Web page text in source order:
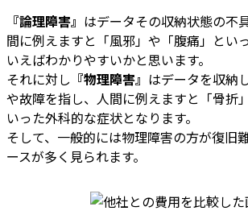
『論理障害』 はデータその収納状態の不
間に例えますと「風邪」や「腹痛」とい
いえばわかりやすいかと思います。
それに対し 『物理障害』 はデータを収納
や故障を指し、人間に例えますと「骨折
いった外科的な症状となります。
そして、一般的には物理障害の方が復旧
ースが多く見られます。